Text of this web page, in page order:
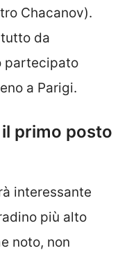
Chacanov).
da
partecipato
a Parigi.
primo posto
interessante
più alto
noto, non